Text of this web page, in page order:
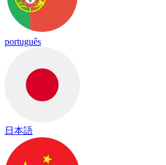
português
日本語